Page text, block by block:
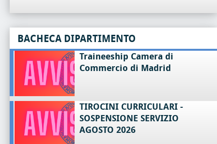
BACHECA DIPARTIMENTO
Traineeship Camera di
Commercio di Madrid
TIROCINI CURRICULARI -
SOSPENSIONE SERVIZIO
AGOSTO 2026